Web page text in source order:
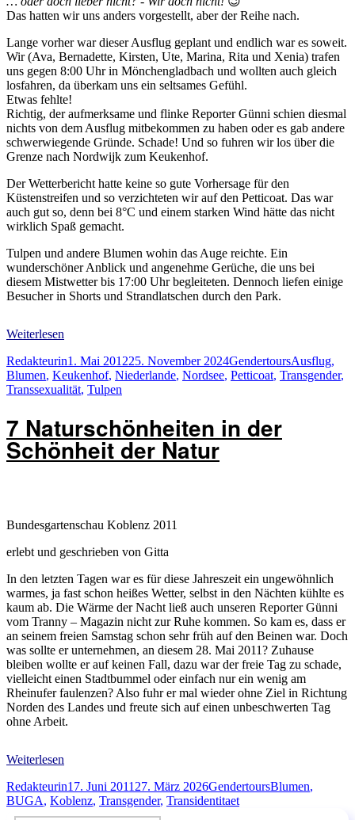
Das hatten wir uns anders vorgestellt, aber der Reihe nach.
Lange vorher war dieser Ausflug geplant und endlich war es soweit.
Wir (Ava, Bernadette, Kirsten, Ute, Marina, Rita und Xenia) trafen
uns gegen 8:00 Uhr in Mönchengladbach und wollten auch gleich
losfahren, da überkam uns ein seltsames Gefühl.
Etwas fehlte!
Richtig, der aufmerksame und flinke Reporter Günni schien diesmal
nichts von dem Ausflug mitbekommen zu haben oder es gab andere
schwerwiegende Gründe. Schade! Und so fuhren wir los über die
Grenze nach Nordwijk zum Keukenhof.
Der Wetterbericht hatte keine so gute Vorhersage für den
Küstenstreifen und so verzichteten wir auf den Petticoat. Das war
auch gut so, denn bei 8°C und einem starken Wind hätte das nicht
wirklich Spaß gemacht.
Tulpen und andere Blumen wohin das Auge reichte. Ein
wunderschöner Anblick und angenehme Gerüche, die uns bei
diesem Mistwetter bis 17:00 Uhr begleiteten. Dennoch liefen einige
Besucher in Shorts und Strandlatschen durch den Park.
Weiterlesen
Autor
RedakteurinVeröffentlicht
am
1. Mai 201225. November 2024Kategorien
GendertoursAusflug,
Blumen, Keukenhof, Niederlande, Nordsee, Petticoat, Transgender,
Transsexualität, Tulpen
7 Naturschönheiten in der
Schönheit der Natur
Bundesgartenschau Koblenz 2011
erlebt und geschrieben von Gitta
In den letzten Tagen war es für diese Jahreszeit ein ungewöhnlich
warmes, ja fast schon heißes Wetter, selbst in den Nächten kühlte es
kaum ab. Die Wärme der Nacht ließ auch unseren Reporter Günni
vom Tranny – Magazin nicht zur Ruhe kommen. So kam es, dass er
an seinem freien Samstag schon sehr früh auf den Beinen war. Doch
was sollte er unternehmen, an diesem 28. Mai 2011? Zuhause
bleiben wollte er auf keinen Fall, dazu war der freie Tag zu schade,
vielleicht einen Stadtbummel oder einfach nur ein wenig am
Rheinufer faulenzen? Also fuhr er mal wieder ohne Ziel in Richtung
Norden des Landes und freute sich auf einen unbeschwerten Tag
ohne Arbeit.
Weiterlesen
Autor
RedakteurinVeröffentlicht
am
17. Juni 2011 27. März 2026Kategorien
GendertoursSchlagwörter
Blumen,
BUGA, Koblenz, Transgender, Transidentitaet